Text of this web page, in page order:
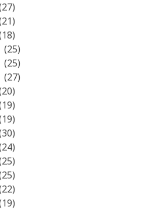
(25)
(25)
(27)